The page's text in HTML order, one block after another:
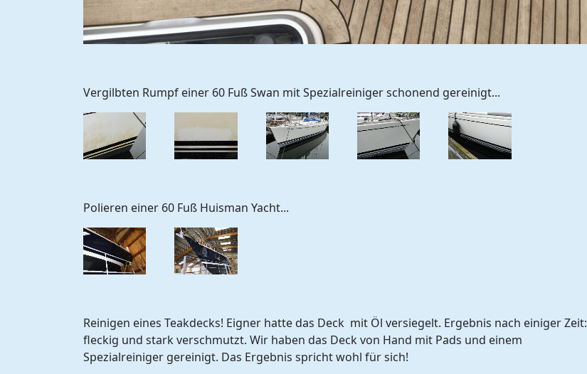
Vergilbten Rumpf einer 60 Fuß Swan mit Spezialreiniger schonend gereinigt...
Polieren einer 60 Fuß Huisman Yacht...
Reinigen eines Teakdecks! Eigner hatte das Deck mit Öl versiegelt. Ergebnis nach einiger Zeit:
fleckig und stark verschmutzt. Wir haben das Deck von Hand mit Pads und einem
Spezialreiniger gereinigt. Das Ergebnis spricht wohl für sich!